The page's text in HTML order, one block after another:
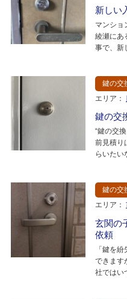
新しい
マンショ
綾瀬にあ
事で、新
鍵の交
エリア：
鍵の交
“鍵の交
前見積り
らいた
鍵の交
エリア：
玄関の
依頼
「鍵を
できます
社ではい